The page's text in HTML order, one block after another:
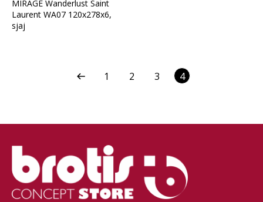
MIRAGE Wanderlust Saint
Laurent WA07 120x278x6,
sjaj
1 2 3 4